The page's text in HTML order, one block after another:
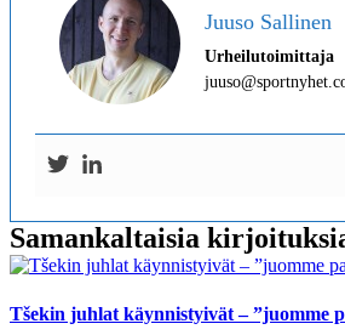
Juuso Sallinen
Urheilutoimittaja
Samankaltaisia
Tšekin juhlat käynnistyivät – ”juomme